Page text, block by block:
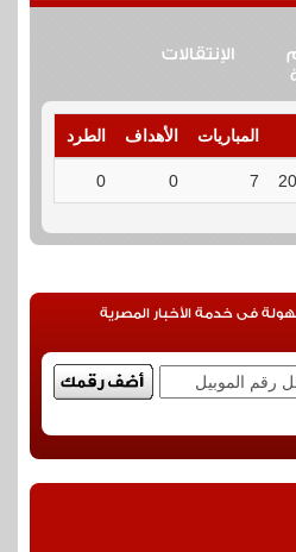
الإنتقالات
المباريات الأهداف الطرد
7
0
0
فى خدمة الأخبار المصرية